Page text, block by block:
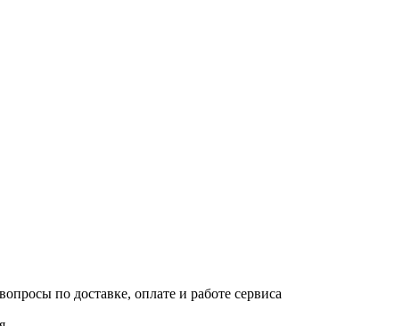
по доставке, оплате и работе сервиса